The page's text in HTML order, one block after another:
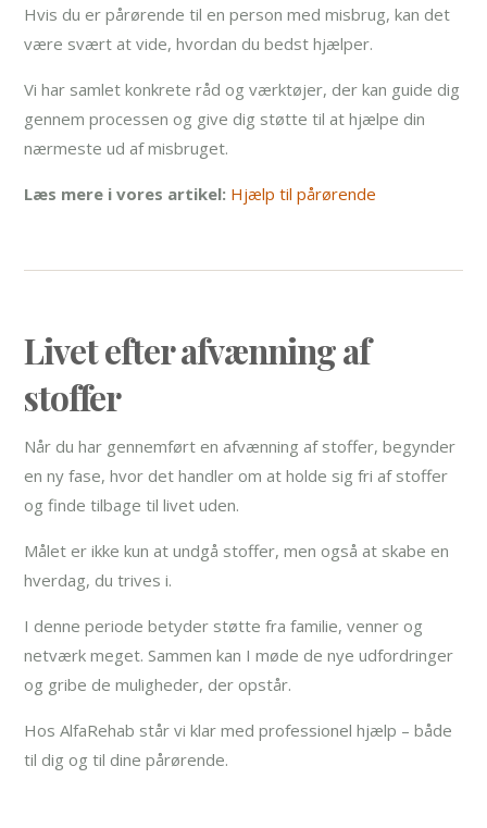
Hvis du er pårørende til en person med misbrug, kan det
være svært at vide, hvordan du bedst hjælper.
Vi har samlet konkrete råd og værktøjer, der kan guide dig
gennem processen og give dig støtte til at hjælpe din
nærmeste ud af misbruget.
Læs mere i vores artikel: Hjælp til pårørende
Livet efter afvænning af
stoffer
Når du har gennemført en afvænning af stoffer, begynder
en ny fase, hvor det handler om at holde sig fri af stoffer
og finde tilbage til livet uden.
Målet er ikke kun at undgå stoffer, men også at skabe en
hverdag, du trives i.
I denne periode betyder støtte fra familie, venner og
netværk meget. Sammen kan I møde de nye udfordringer
og gribe de muligheder, der opstår.
Hos AlfaRehab står vi klar med professionel hjælp – både
til dig og til dine pårørende.